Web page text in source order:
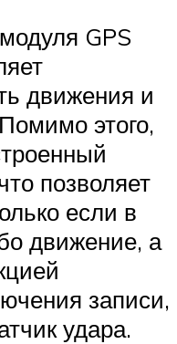
GPS
движения и
этого,
позволяет
если в
движение, а
записи,
удара.